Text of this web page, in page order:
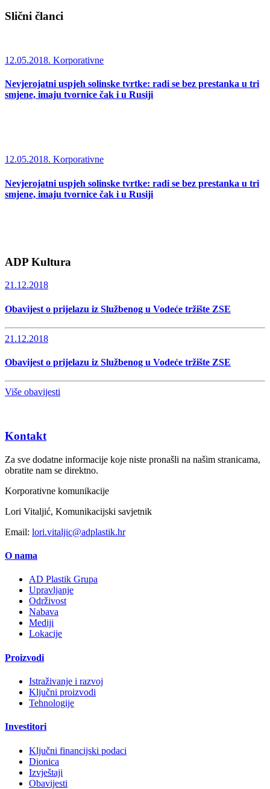
Slični članci
12.05.2018. Korporativne
Nevjerojatni uspjeh solinske tvrtke: radi se bez prestanka u tri
smjene, imaju tvornice čak i u Rusiji
12.05.2018. Korporativne
Nevjerojatni uspjeh solinske tvrtke: radi se bez prestanka u tri
smjene, imaju tvornice čak i u Rusiji
ADP Kultura
21.12.2018
Obavijest o prijelazu iz Službenog u Vodeće tržište ZSE
21.12.2018
Obavijest o prijelazu iz Službenog u Vodeće tržište ZSE
Više obavijesti
Kontakt
Za sve dodatne informacije koje niste pronašli na našim stranicama,
obratite nam se direktno.
Korporativne komunikacije
Lori Vitaljić, Komunikacijski savjetnik
Email: lori.vitaljic@adplastik.hr
O nama
AD Plastik Grupa
Upravljanje
Održivost
Nabava
Mediji
Lokacije
Proizvodi
Istraživanje i razvoj
Ključni proizvodi
Tehnologije
Investitori
Ključni financijski podaci
Dionica
Izvještaji
Obavijesti